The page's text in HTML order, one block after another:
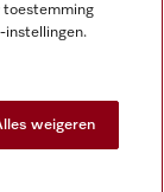
toestemming
instellingen.
weigeren